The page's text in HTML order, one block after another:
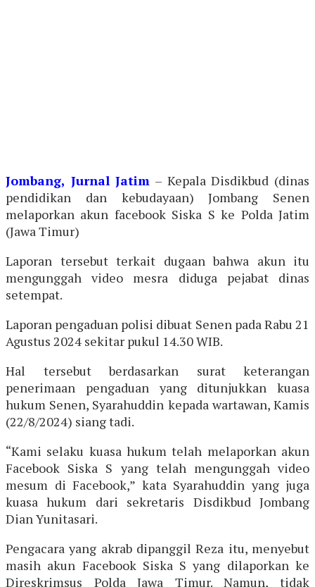
Jombang, Jurnal Jatim – Kepala Disdikbud (dinas
pendidikan dan kebudayaan) Jombang Senen
melaporkan akun facebook Siska S ke Polda Jatim
(Jawa Timur)
Laporan tersebut terkait dugaan bahwa akun itu
mengunggah video mesra diduga pejabat dinas
setempat.
Laporan pengaduan polisi dibuat Senen pada Rabu 21
Agustus 2024 sekitar pukul 14.30 WIB.
Hal tersebut berdasarkan surat keterangan
penerimaan pengaduan yang ditunjukkan kuasa
hukum Senen, Syarahuddin kepada wartawan, Kamis
(22/8/2024) siang tadi.
“Kami selaku kuasa hukum telah melaporkan akun
Facebook Siska S yang telah mengunggah video
mesum di Facebook,” kata Syarahuddin yang juga
kuasa hukum dari sekretaris Disdikbud Jombang
Dian Yunitasari.
Pengacara yang akrab dipanggil Reza itu, menyebut
masih akun Facebook Siska S yang dilaporkan ke
Direskrimsus Polda Jawa Timur. Namun, tidak